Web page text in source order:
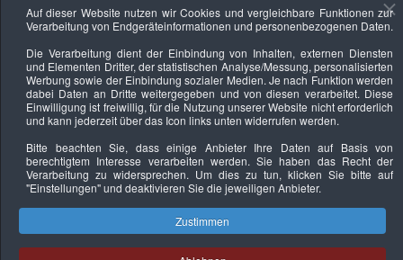
Keine Termine
Datenschutzerklärung Urheberrechtsnachweise Nachhaltigkeit
Copyright © 2026. Bundesverband Deutscher
Sachverständiger und Fachgutachter e.V..
Auf dieser Website nutzen wir Cookies und vergleichbare Funktionen zur
Verarbeitung von Endgeräteinformationen und personenbezogenen Daten.
Die Verarbeitung dient der Einbindung von Inhalten, externen Diensten
und Elementen Dritter, der statistischen Analyse/Messung, personalisierten
Werbung sowie der Einbindung sozialer Medien. Je nach Funktion werden
dabei Daten an Dritte weitergegeben und von diesen verarbeitet. Diese
Einwilligung ist freiwillig, für die Nutzung unserer Website nicht erforderlich
und kann jederzeit über das Icon links unten widerrufen werden.
Bitte beachten Sie, dass einige Anbieter Ihre Daten auf Basis von
berechtigtem Interesse verarbeiten werden. Sie haben das Recht der
Verarbeitung zu widersprechen. Um dies zu tun, klicken Sie bitte auf
"Einstellungen"und deaktivieren Sie die jeweiligen Anbieter.
Zustimmen